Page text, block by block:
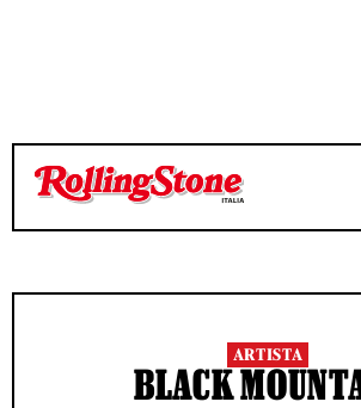
ARTISTA
BLACK